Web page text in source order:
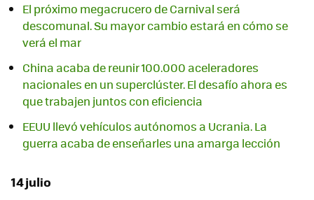
El próximo megacrucero de Carnival será
descomunal. Su mayor cambio estará en cómo se
verá el mar
China acaba de reunir 100.000 aceleradores
nacionales en un superclúster. El desafío ahora es
que trabajen juntos con eficiencia
EEUU llevó vehículos autónomos a Ucrania. La
guerra acaba de enseñarles una amarga lección
14 julio